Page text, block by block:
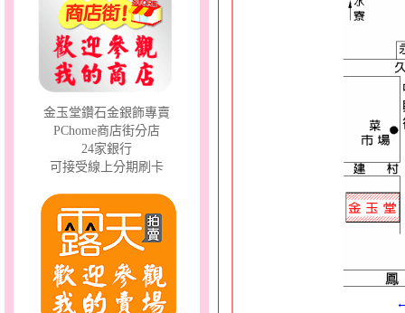
甜心女孩～金銀鋼女套鍊
幸福洋溢～金銀鋼套鍊
金玉堂鑽石金銀飾專賣
PChome商店街分店
24家銀行
可接受線上分期刷卡